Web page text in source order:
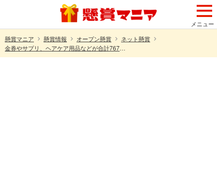
メニュー
懸賞マニア
懸賞情報 オープン懸賞
ネット懸賞
金券やサプリ、ヘアケア用品などが合計767名様に当たる！ヒストリーチャンネルお宝プレゼント